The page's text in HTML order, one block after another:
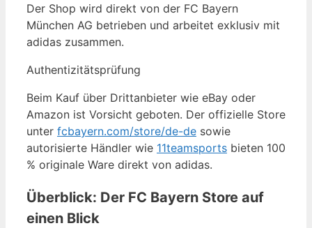
Der Shop wird direkt von der FC Bayern
München AG betrieben und arbeitet exklusiv mit
adidas zusammen.
Authentizitätsprüfung
Beim Kauf über Drittanbieter wie eBay oder
Amazon ist Vorsicht geboten. Der offizielle Store
unter fcbayern.com/store/de-de sowie
autorisierte Händler wie 11teamsports bieten 100
% originale Ware direkt von adidas.
Überblick: Der FC Bayern Store auf
einen Blick